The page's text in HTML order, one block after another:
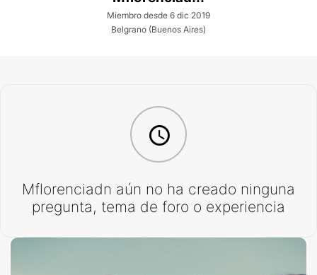
Miembro desde 6 dic 2019
Belgrano (Buenos Aires)
Mflorenciadn aún no ha creado ninguna
pregunta, tema de foro o experiencia